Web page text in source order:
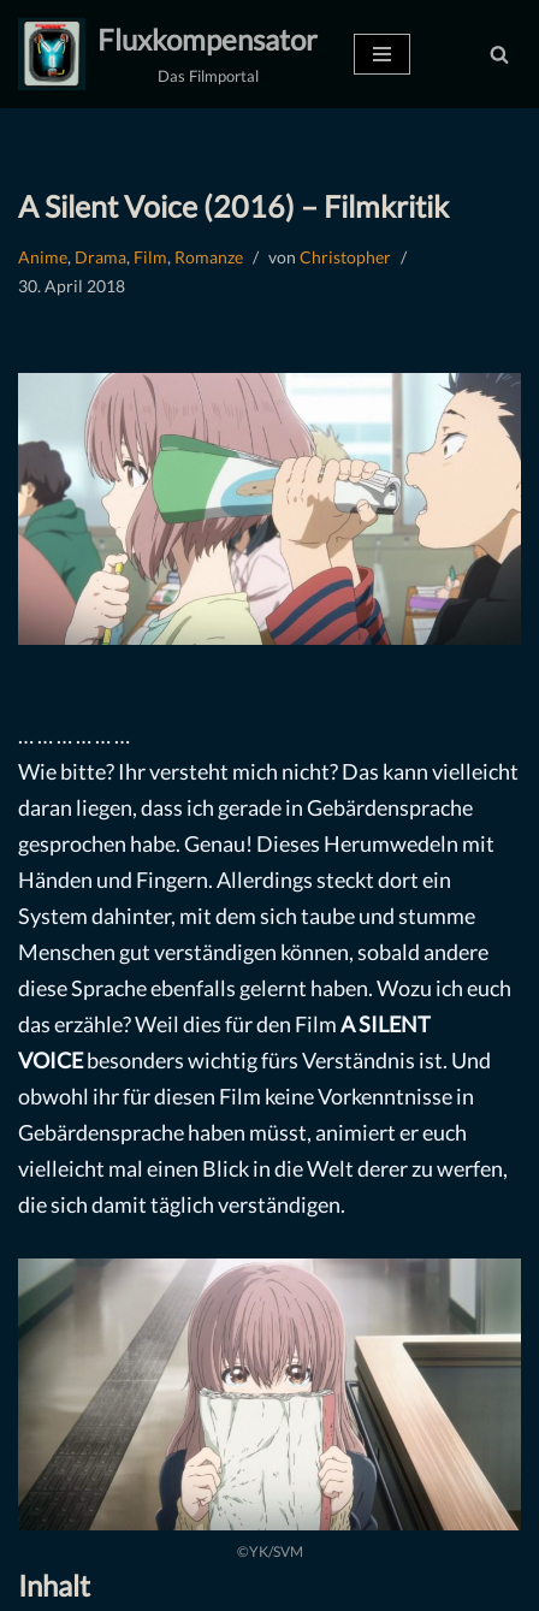
Zum
Inhalt
Fluxkompensator
Das Filmportal
A Silent Voice (2016) – Filmkritik
Anime, Drama, Film, Romanze von Christopher
30. April 2018
… … … … … …
Wie bitte? Ihr versteht mich nicht? Das kann vielleicht
daran liegen, dass ich gerade in Gebärdensprache
gesprochen habe. Genau! Dieses Herumwedeln mit
Händen und Fingern. Allerdings steckt dort ein
System dahinter, mit dem sich taube und stumme
Menschen gut verständigen können, sobald andere
diese Sprache ebenfalls gelernt haben. Wozu ich euch
das erzähle? Weil dies für den FilmA SILENT
VOICEbesonders wichtig fürs Verständnis ist. Und
obwohl ihr für diesen Film keine Vorkenntnisse in
Gebärdensprache haben müsst, animiert er euch
vielleicht mal einen Blick in die Welt derer zu werfen,
die sich damit täglich verständigen.
©YK/SVM
Inhalt